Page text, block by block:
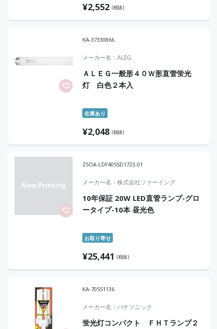
¥2,552 (税抜)
KA-37330866
メーカー名 ALEG
ＡＬＥＧ一般形４０Ｗ形直管蛍光
灯 白色２本入
在庫あり
¥2,048 (税抜)
ZSOA-LDF40SSD1723-01
メーカー名 株式会社ソァーイング
10年保証 20W LED直管ランプ-グロ
ータイプ-10本 昼光色
お取り寄せ
¥25,441 (税抜)
KA-70551136
メーカー名 パナソニック
蛍光灯コンパクト ＦＨＴランプ２